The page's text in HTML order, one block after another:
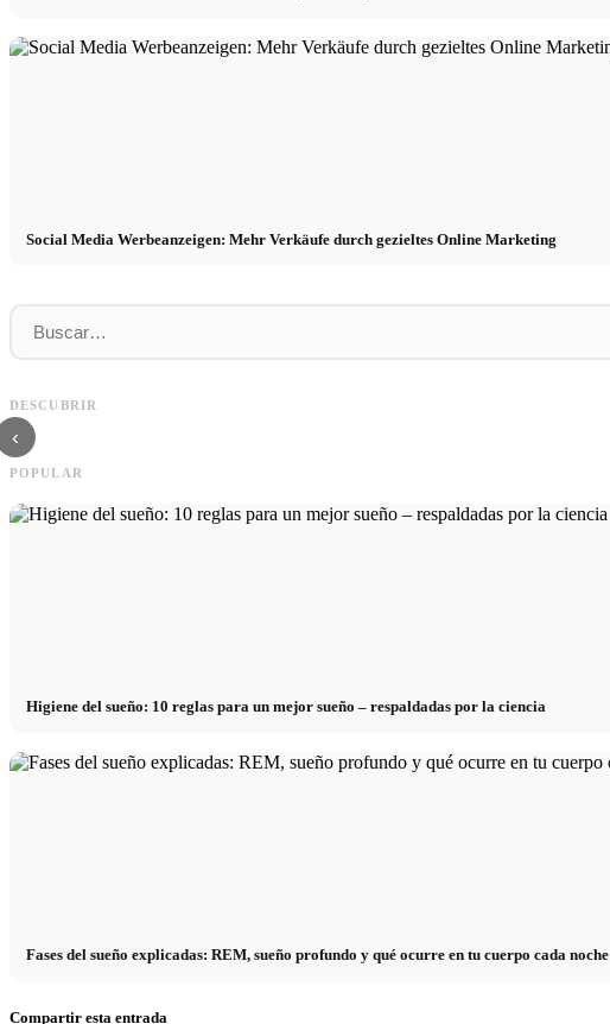
Social Media Werbeanzeigen: Mehr Verkäufe durch gezieltes Online Marketing
DESCUBRIR
‹
camino directo hacia la carrera
POPULAR
Higiene del sueño: 10 reglas para un mejor sueño – respaldadas por la ciencia
Fases del sueño explicadas: REM, sueño profundo y qué ocurre en tu cuerpo cada noche
Compartir esta entrada